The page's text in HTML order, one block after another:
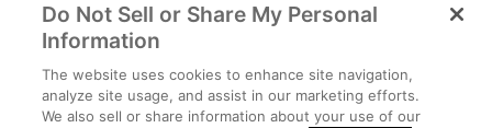
広島市南区松原町
このページの店舗から 2.9 km
ルート
を見る
広島駅駅 広電１号線(宇品線) など
広島市南区松原町
Do Not Sell or Share My Personal
Information
The website uses cookies to enhance site navigation,
analyze site usage, and assist in our marketing efforts.
We also sell or share information about your use of our